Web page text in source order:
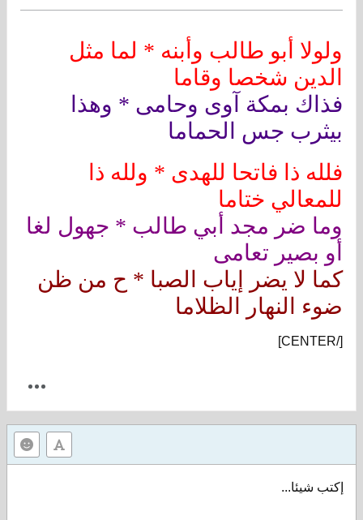
ولولا أبو طالب وأبنه * لما مثل
الدين شخصا وقاما
فذاك بمكة آوى وحامى * وهذا
بيثرب جس الحماما
فلله ذا فاتحا للهدى * ولله ذا
للمعالي ختاما
وما ضر مجد أبي طالب * جهول لغا
أو بصير تعامى
كما لا يضر إياب الصبا * ح من ظن
ضوء النهار الظلاما
[/CENTER]
إكتب شيئا...